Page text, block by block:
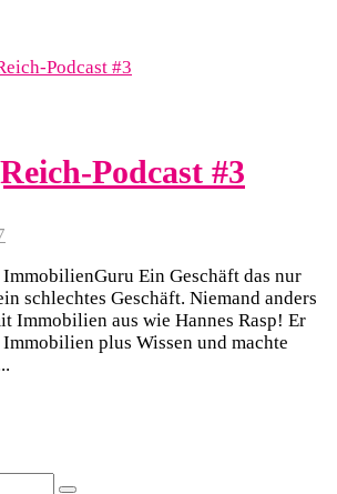
Podcast #3
ImmobilienGuru Ein Geschäft das nur
schlechtes Geschäft. Niemand anders
Immobilien aus wie Hannes Rasp! Er
plus Wissen und machte